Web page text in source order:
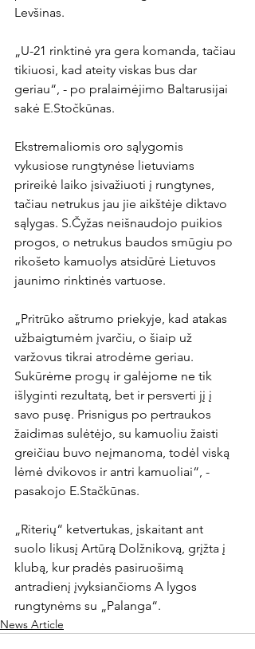
Levšinas.
„U-21 rinktinė yra gera komanda, tačiau
tikiuosi, kad ateity viskas bus dar
geriau“, - po pralaimėjimo Baltarusijai
sakė E.Stočkūnas.
Ekstremaliomis oro sąlygomis
vykusiose rungtynėse lietuviams
prireikė laiko įsivažiuoti į rungtynes,
tačiau netrukus jau jie aikštėje diktavo
sąlygas. S.Čyžas neišnaudojo puikios
progos, o netrukus baudos smūgiu po
rikošeto kamuolys atsidūrė Lietuvos
jaunimo rinktinės vartuose.
„Pritrūko aštrumo priekyje, kad atakas
užbaigtumėm įvarčiu, o šiaip už
varžovus tikrai atrodėme geriau.
Sukūrėme progų ir galėjome ne tik
išlyginti rezultatą, bet ir persverti jį į
savo pusę. Prisnigus po pertraukos
žaidimas sulėtėjo, su kamuoliu žaisti
greičiau buvo neįmanoma, todėl viską
lėmė dvikovos ir antri kamuoliai“, -
pasakojo E.Stačkūnas.
„Riterių“ ketvertukas, įskaitant ant
suolo likusį Artūrą Dolžnikovą, grįžta į
klubą, kur pradės pasiruošimą
antradienį įvyksiančioms A lygos
rungtynėms su „Palanga“.
News Article